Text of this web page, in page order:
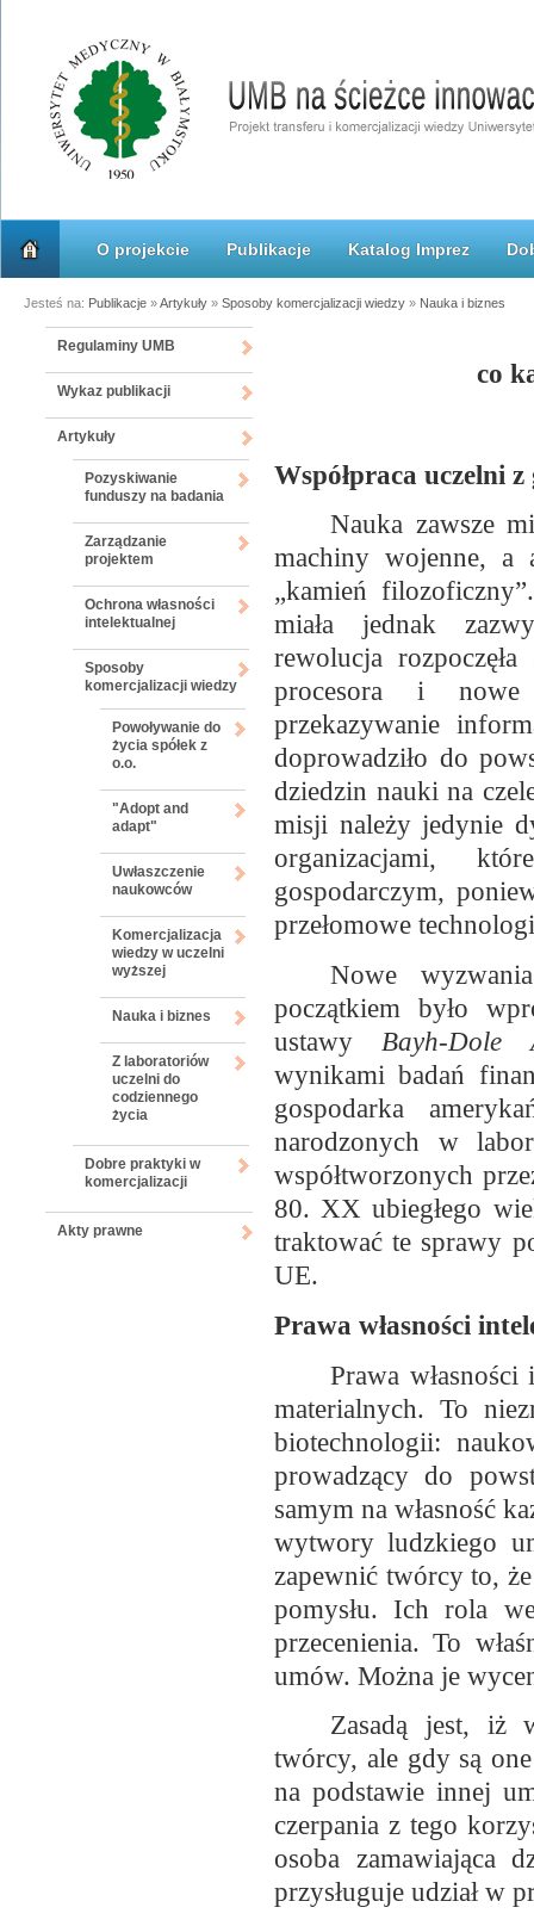
O projekcie Publikacje Katalog Imprez
Jesteś na: Publikacje »Artykuły » Sposoby komercjalizacji wiedzy » Nauka i biznes
Regulaminy UMB
Wykaz publikacji
Artykuły
Pozyskiwanie
funduszy na badania
Zarządzanie
projektem
Ochrona własności
intelektualnej
Sposoby
komercjalizacji wiedzy
Powoływanie do
życia spółek z
o.o.
"Adopt and
adapt"
Uwłaszczenie
naukowców
Komercjalizacja
wiedzy w uczelni
wyższej
Nauka i biznes
Z laboratoriów
uczelni do
codziennego
życia
Dobre praktyki w
komercjalizacji
Akty prawne
co
Współpraca uczelni
Nauka zawsze
machiny wojenne, a
„kamień
miała jednak
rewolucja
procesora i nowe
przekazywanie
doprowadziło do
dziedzin nauki na
misji należy jedynie
organizacjami,
gospodarczym,
przełomowe
Nowe
początkiem było
ustawy Bayh-Dole
wynikami badań
gospodarka
narodzonych w
współtworzonych
80. XX ubiegłego
traktować te sprawy
UE.
Prawa własności
Prawa
materialnych. To
biotechnologii:
prowadzący do
samym na własność
wytwory ludzkiego
zapewnić twórcy to,
pomysłu. Ich rola
przecenienia. To
umów. Można je
Zasadą jest, iż
twórcy, ale gdy są
na podstawie innej
czerpania z tego
osoba zamawiająca
przysługuje udział w